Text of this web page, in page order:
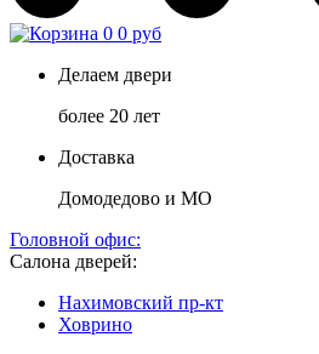
0 0 руб
Делаем двери
более 20 лет
Доставка
Домодедово и МО
Головной офис:
Салона дверей:
Нахимовский пр-кт
Ховрино